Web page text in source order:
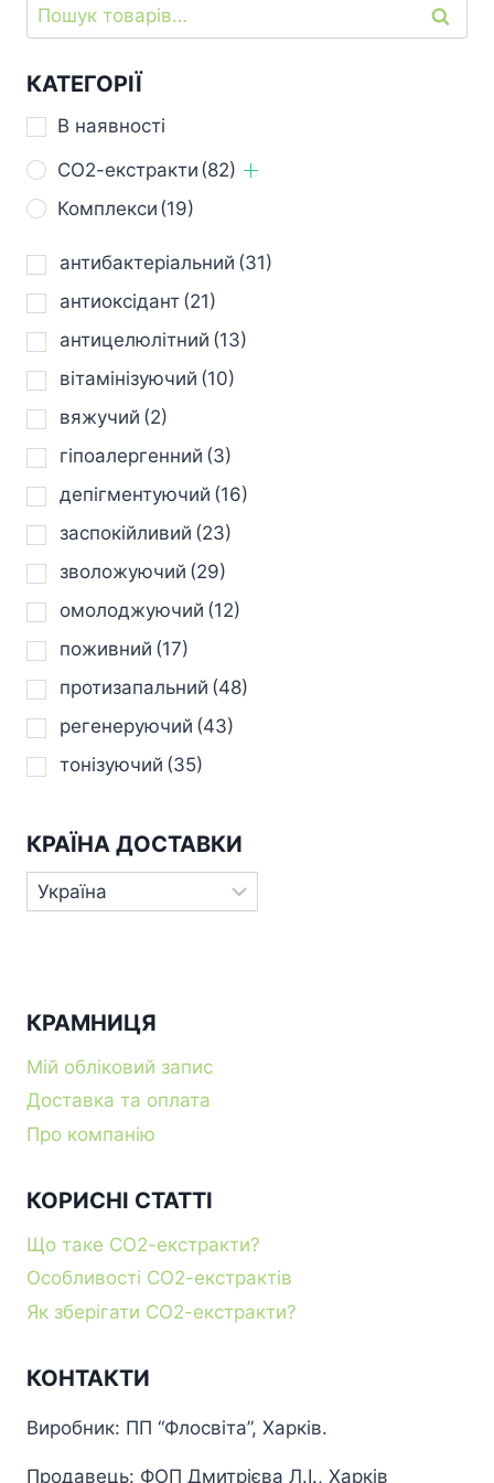
має
варіантів.
можна
вибрати
на
товару
вибрати
товару
Шукати:
КАТЕГОРІЇ
В наявності
СО2-екстракти (82)
Комплекси (19)
антибактеріальний (31)
антиоксідант (21)
антицелюлітний (13)
вітамінізуючий (10)
вяжучий (2)
гіпоалергенний (3)
депігментуючий (16)
заспокійливий (23)
зволожуючий (29)
омолоджуючий (12)
поживний (17)
протизапальний (48)
регенеруючий (43)
тонізуючий (35)
КРАЇНА ДОСТАВКИ
КРАМНИЦЯ
Мій обліковий запис
Доставка та оплата
Про компанію
КОРИСНІ СТАТТІ
Що таке СО2-екстракти?
Особливості СО2-екстрактів
Як зберігати СО2-екстракти?
КОНТАКТИ
Виробник: ПП “Флосвіта”, Харків.
Продавець: ФОП Дмитрієва Л.І., Харків